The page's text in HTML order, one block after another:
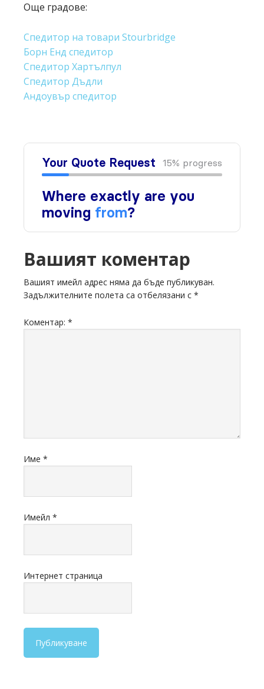
Още градове:
Спедитор на товари Stourbridge
Борн Енд спедитор
Спедитор Хартълпул
Спедитор Дъдли
Андоувър спедитор
Вашият коментар
Вашият имейл адрес няма да бъде публикуван.
Задължителните полета са отбелязани с *
Коментар: *
Име *
Имейл *
Интернет страница